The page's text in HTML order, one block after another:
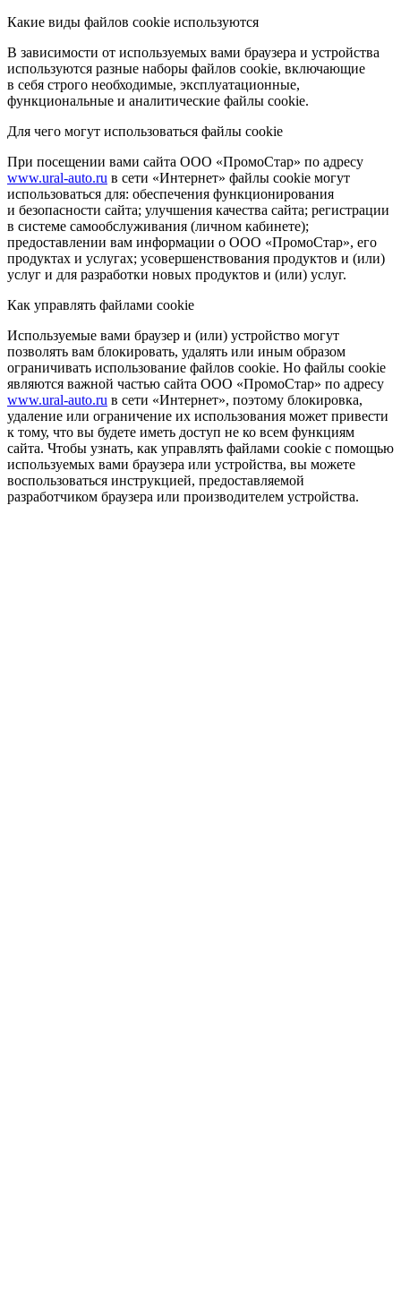
Какие виды файлов cookie используются
В зависимости от используемых вами браузера и устройства
используются разные наборы файлов cookie, включающие
в себя строго необходимые, эксплуатационные,
функциональные и аналитические файлы cookie.
Для чего могут использоваться файлы cookie
При посещении вами сайта ООО «ПромоСтар» по адресу
www.ural-auto.ru в сети «Интернет» файлы cookie могут
использоваться для: обеспечения функционирования
и безопасности сайта; улучшения качества сайта; регистрации
в системе самообслуживания (личном кабинете);
предоставлении вам информации о ООО «ПромоСтар», его
продуктах и услугах; усовершенствования продуктов и (или)
услуг и для разработки новых продуктов и (или) услуг.
Как управлять файлами cookie
Используемые вами браузер и (или) устройство могут
позволять вам блокировать, удалять или иным образом
ограничивать использование файлов cookie. Но файлы cookie
являются важной частью сайта ООО «ПромоСтар» по адресу
www.ural-auto.ru в сети «Интернет», поэтому блокировка,
удаление или ограничение их использования может привести
к тому, что вы будете иметь доступ не ко всем функциям
сайта. Чтобы узнать, как управлять файлами cookie с помощью
используемых вами браузера или устройства, вы можете
воспользоваться инструкцией, предоставляемой
разработчиком браузера или производителем устройства.